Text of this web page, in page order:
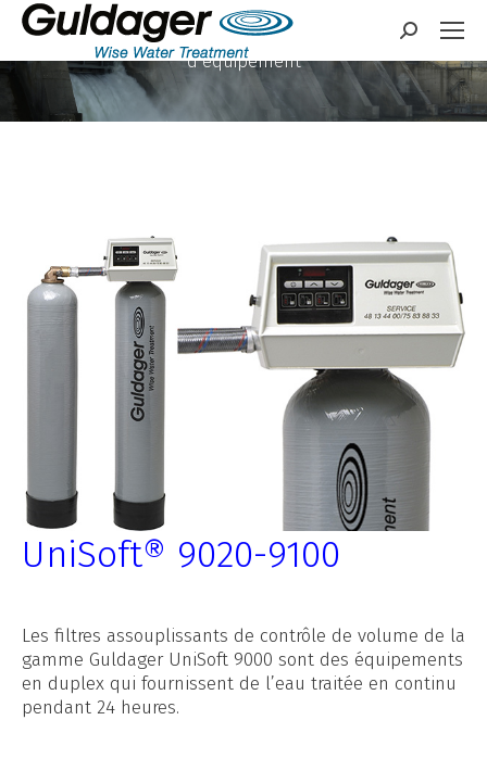
Search:
Fournisseur global de
solutions et
d’équipement
UniSoft® 9020-9100
Les filtres assouplissants de contrôle de volume de la
gamme Guldager UniSoft 9000 sont des équipements
en duplex qui fournissent de l’eau traitée en continu
pendant 24 heures.